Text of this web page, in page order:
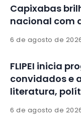
Capixabas
nacional com
6 de agosto de
FLIPEI inicia
convidados e
literatura,
6 de agosto de